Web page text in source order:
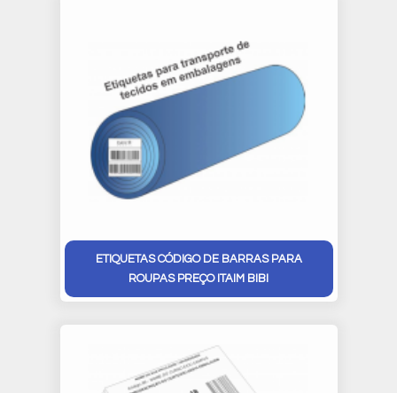
ETIQUETAS CÓDIGO DE BARRAS PARA
ROUPAS PREÇO ITAIM BIBI